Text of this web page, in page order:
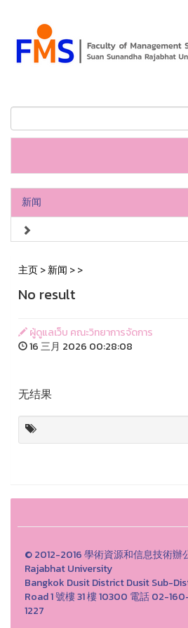
新闻
主页>新闻 >>
No result
ผู้ดูแลเว็บ คณะวิทยาการจัดการ
16 三月 2026 00:28:08
无结果
© 2012-2016 學術資源和信息技術辦
Rajabhat University
Bangkok Dusit District Dusit Sub-
Road 1 號樓 31 樓 10300 電話 02-
1227